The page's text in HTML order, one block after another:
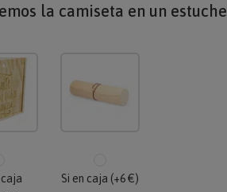
la camiseta en un estuche
caja
Si en caja (+6 €)